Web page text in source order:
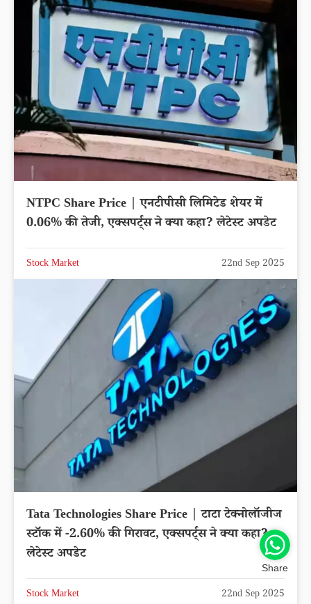
NTPC Share Price | एनटीपीसी लिमिटेड शेयर में
0.06% की तेजी, एक्सपर्ट्स ने क्या कहा? लेटेस्ट अपडेट
Stock Market 22nd Sep 2025
Tata Technologies Share Price | टाटा टेक्नोलॉजीज
स्टॉक में -2.60% की गिरावट, एक्सपर्ट्स ने क्या कहा?
लेटेस्ट अपडेट
Stock Market 22nd Sep 2025
Share